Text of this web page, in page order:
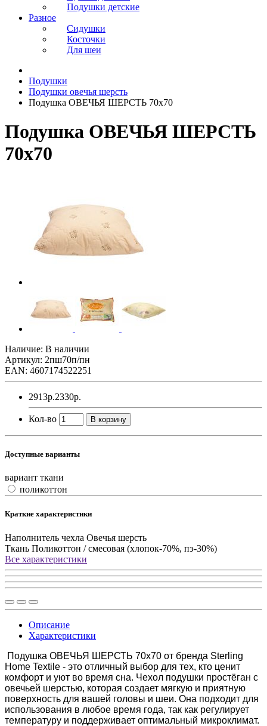
Подушки детские
Разное
Сидушки
Косточки
Для шеи
Подушки
Подушки овечья шерсть
Подушка ОВЕЧЬЯ ШЕРСТЬ 70х70
Подушка ОВЕЧЬЯ ШЕРСТЬ
70х70
Наличие: В наличии
Артикул: 2пш70п/пн
EAN: 4607174522251
2913р.2330р.
Кол-во В корзину
Доступные варианты
вариант ткани
поликоттон
Краткие характеристики
Наполнитель чехла Овечья шерсть
Ткань Поликоттон / смесовая (хлопок-70%, пэ-30%)
Все характеристики
Описание
Характеристики
Подушка ОВЕЧЬЯ ШЕРСТЬ 70x70 от бренда Sterling
Home Textile - это отличный выбор для тех, кто ценит
комфорт и уют во время сна. Чехол подушки простёган с
овечьей шерстью, которая создает мягкую и приятную
поверхность для вашей головы и шеи. Она подходит для
использования в любое время года, так как регулирует
температуру и поддерживает оптимальный микроклимат.